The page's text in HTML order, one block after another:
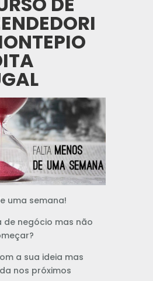
uma semana!
de negócio mas não
a sua ideia mas
nos próximos